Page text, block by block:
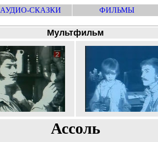
АУДИО-СКАЗКИ ФИЛЬМЫ
Мультфильм
Ассоль